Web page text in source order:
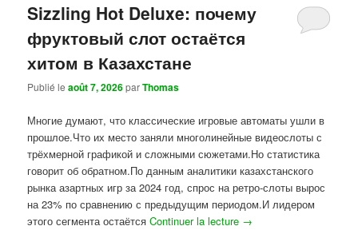
Sizzling Hot Deluxe: почему
фруктовый слот остаётся
хитом в Казахстане
Publié leaoût 7, 2026parThomas
Многие думают, что классические игровые автоматы ушли в
прошлое.Что их место заняли многолинейные видеослоты с
трёхмерной графикой и сложными сюжетами.Но статистика
говорит об обратном.По данным аналитики казахстанского
рынка азартных игр за 2024 год, спрос на ретро-слоты вырос
на 23% по сравнению с предыдущим периодом.И лидером
этого сегмента остаётсяContinuer la lecture →